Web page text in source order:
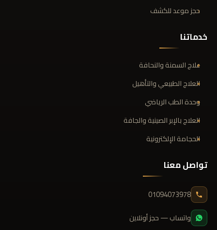
حجز موعد للكشف
خدماتنا
علاج السمنة والنحافة
العلاج الطبيعي والتأهيل
وحدة الطب الرياضي
العلاج بالإبر الصينية والجافة
الحجامة الإلكترونية
تواصل معنا
01094073978
واتساب — حجز أونلاين